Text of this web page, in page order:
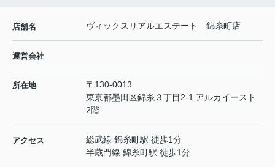
店舗名 ヴィックスリアルエステート 錦糸町店
運営会社
所在地
〒130-0013
東京都墨田区錦糸３丁目2-1 アルカイースト
2階
アクセス
総武線 錦糸町駅 徒歩1分
半蔵門線 錦糸町駅 徒歩1分